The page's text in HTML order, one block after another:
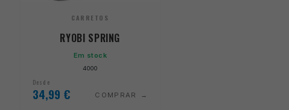
CARRETOS
RYOBI SPRING
Em stock
4000
Desde
34,99 € COMPRAR